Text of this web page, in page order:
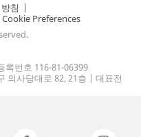
침 |
Cookie Preferences
번호 116-81-06399
의사당대로 82, 21층 | 대표전